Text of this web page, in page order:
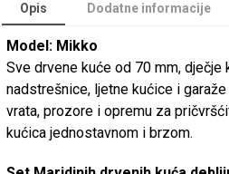
Opis Dodatne informacije
Model: Mikko
Sve drvene kuće od 70 mm, dječje
nadstrešnice, ljetne kućice i
vrata, prozore i opremu za
kućica jednostavnom i brzom.